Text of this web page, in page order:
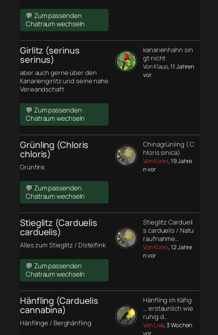
💬 Zum passenden
Chatraum wechseln
Girlitz (serinus
serinus)
aber auch gerne über den
Kanariengirlitz und seine nahe
Verwandschaft
💬 Zum passenden
Chatraum wechseln
kanarienhahn sin
gt nicht
Von Klaus, 11 Jahren
vor
Grünling (Chloris
chloris)
Grünfink
💬 Zum passenden
Chatraum wechseln
Chinagrünling ( C
hloris sinica)
Von Konni, 19 Jahre
n vor
Stieglitz (Carduelis
carduelis)
Alles zum Stieglitz / Distelfink
💬 Zum passenden
Chatraum wechseln
Stieglitz Cardueli
s carduelis / Natu
raufnahme…
Von Konni, 12 Jahre
n vor
Hänfling (Carduelis
cannabina)
Hänflinge / Berghänfling
Hänfling im Käfig
… erstaunlich wie
ruhig d…
Von Lisa, 3 Wochen